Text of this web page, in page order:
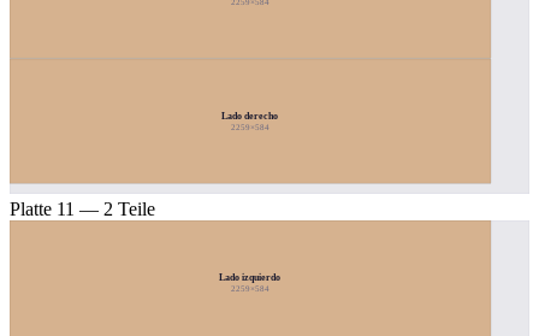
Lado derecho
2259×584
Platte 11 — 2 Teile
Lado izquierdo
2259×584